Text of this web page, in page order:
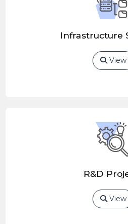
Infrastructure
View
R&D
View